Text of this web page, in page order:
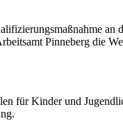
Pinneberg die
für Kinder und